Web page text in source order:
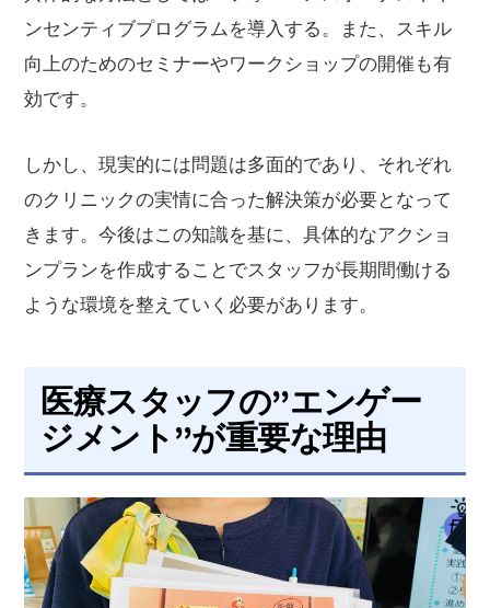
ンセンティブプログラムを導入する。また、スキル
向上のためのセミナーやワークショップの開催も有
効です。
しかし、現実的には問題は多面的であり、それぞれ
のクリニックの実情に合った解決策が必要となって
きます。今後はこの知識を基に、具体的なアクショ
ンプランを作成することでスタッフが長期間働ける
ような環境を整えていく必要があります。
医療スタッフの”エンゲー
ジメント”が重要な理由